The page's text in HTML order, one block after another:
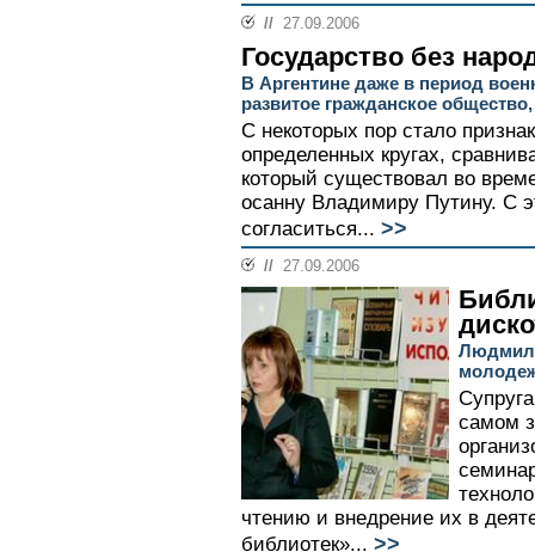
// 27.09.2006
Государство без
В Аргентине даже в период
развитое гражданское
С некоторых пор стало
определенных кругах,
который существовал во
осанну Владимиру Путину. С
согласиться... >>
// 27.09.2006
самом
чтению и внедрение их в
библиотек»... >>